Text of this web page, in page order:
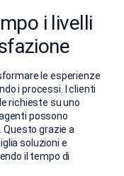
i livelli
le esperienze
i processi. I clienti
richieste su uno
possono
grazie a
soluzioni e
il tempo di